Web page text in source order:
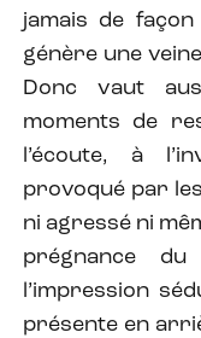
jamais de
génère une
Donc vaut
moments de
l’écoute, à
provoqué par
ni agressé ni
prégnance
l’impression
présente en